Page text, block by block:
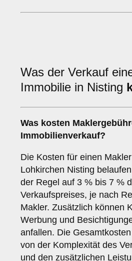
Was der Verkauf
Immobilie in Nisting
Was kosten
Immobilienverkauf?
Die Kosten für einen
Lohkirchen Nisting
der Regel auf 3 % bis 7 %
Verkaufspreises, je nach
Makler. Zusätzlich können
Werbung und
anfallen. Die
von der Komplexität des
und den zusätzlichen